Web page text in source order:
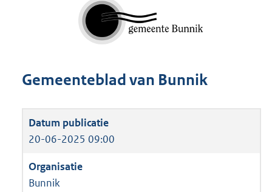
Gemeenteblad van Bunnik
20-06-2025 09:00
Bunnik